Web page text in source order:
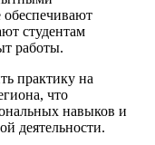
обеспечивают
студентам
работы.
практику на
что
навыков и
деятельности.